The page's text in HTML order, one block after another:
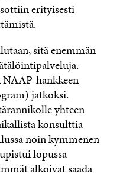
erityisesti
sitä enemmän
hankkeen
jatkoksi.
yhteen
konsulttia
noin kymmenen
lopussa
alkoivat saada